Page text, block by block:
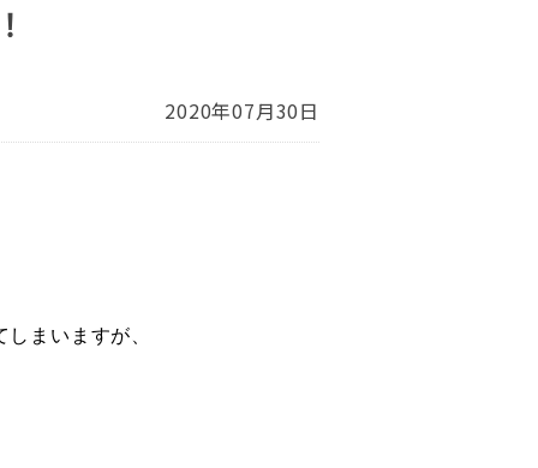
2020年07月30日
まいますが、